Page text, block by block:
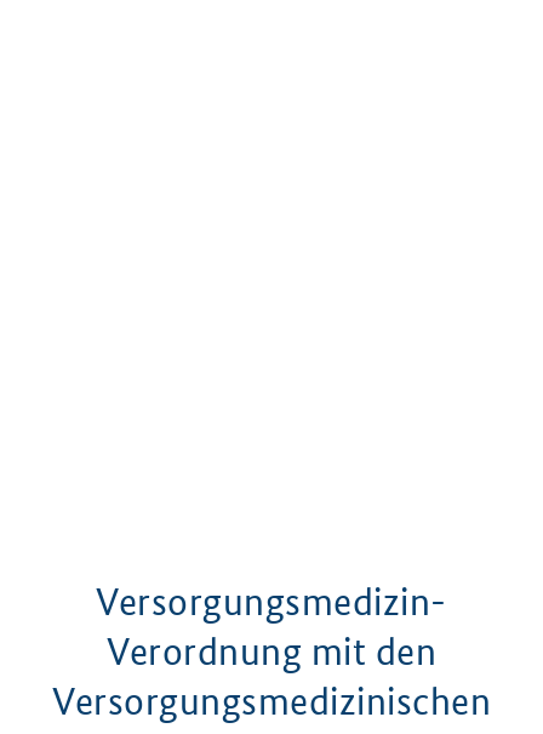
Versorgungsmedizin-
Verordnung mit den
Versorgungsmedizinischen